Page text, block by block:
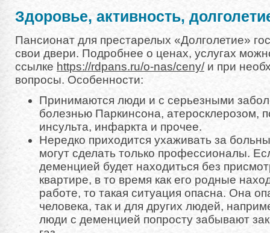
Здоровье, активность,
Пансионат для престарелых «Долголетие»
свои двери. Подробнее о ценах, услугах
ссылке https://rdpans.ru/o-nas/ceny/и при
вопросы. Особенности:
Принимаются люди и с серьезными
болезнью Паркинсона, атеросклерозом,
инсульта, инфаркта и прочее.
Нередко приходится ухаживать за
могут сделать только профессионалы.
деменцией будет находиться без
квартире, в то время как его родные
работе, то такая ситуация опасна. Она
человека, так и для других людей,
люди с деменцией попросту забывают